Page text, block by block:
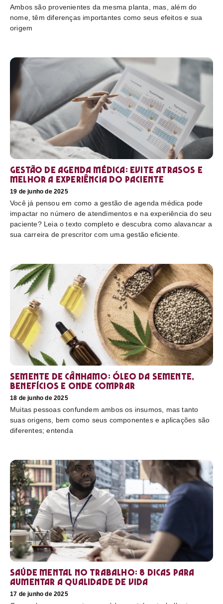
Ambos são provenientes da mesma planta, mas, além do
nome, têm diferenças importantes como seus efeitos e sua
origem
Gestão de agenda médica: Evite atrasos e
melhor a experiência do paciente
19 de junho de 2025
Você já pensou em como a gestão de agenda médica pode
impactar no número de atendimentos e na experiência do seu
paciente? Leia o texto completo e descubra como alavancar a
sua carreira de prescritor com uma gestão eficiente.
Semente de cânhamo: óleo da semente,
benefícios e onde comprar
18 de junho de 2025
Muitas pessoas confundem ambos os insumos, mas tanto
suas origens, bem como seus componentes e aplicações são
diferentes; entenda
Saúde mental no trabalho: 8 dicas para
aumentar a qualidade de vida
17 de junho de 2025